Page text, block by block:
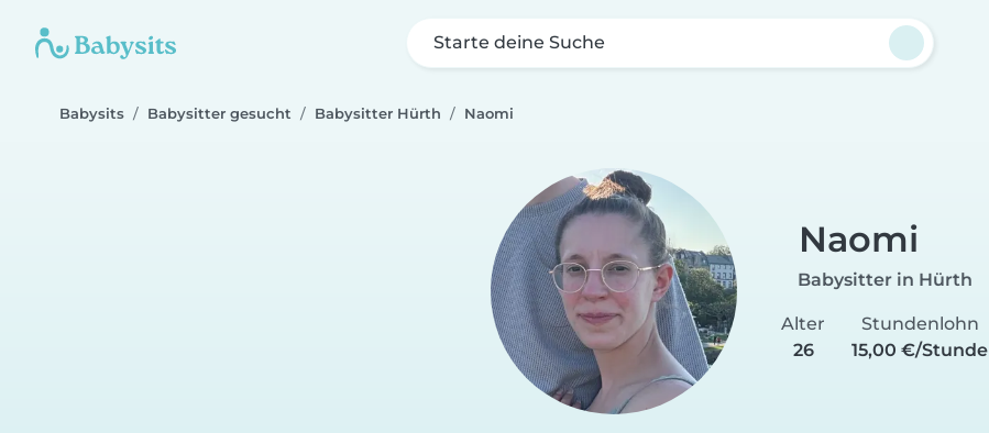
Starte deine Suche
Babysits Babysitter gesucht Babysitter Hürth Naomi
Naomi
Babysitter in Hürth
Alter
26
Stundenlohn
15,00 €/Stunde